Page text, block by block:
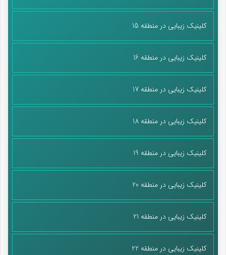
کلینیک زیبایی در منطقه 15
کلینیک زیبایی در منطقه 16
کلینیک زیبایی در منطقه 17
کلینیک زیبایی در منطقه 18
کلینیک زیبایی در منطقه 19
کلینیک زیبایی در منطقه 20
کلینیک زیبایی در منطقه 21
کلینیک زیبایی در منطقه 22